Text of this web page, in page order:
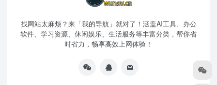
找网站太麻烦？来「我的导航」就对了！涵盖AI工具、办公
软件、学习资源、休闲娱乐、生活服务等丰富分类，帮你省
时省力，畅享高效上网体验！